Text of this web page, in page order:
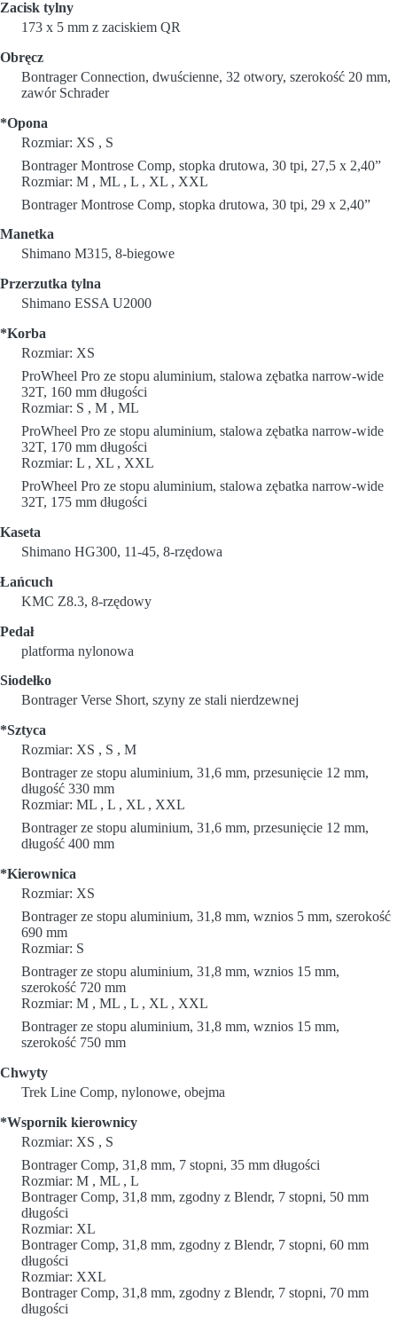
Zacisk tylny
173 x 5 mm z zaciskiem QR
Obręcz
Bontrager Connection, dwuścienne, 32 otwory, szerokość 20 mm,
zawór Schrader
*Opona
Rozmiar: XS , S
Bontrager Montrose Comp, stopka drutowa, 30 tpi, 27,5 x 2,40”
Rozmiar: M , ML , L , XL , XXL
Bontrager Montrose Comp, stopka drutowa, 30 tpi, 29 x 2,40”
Manetka
Shimano M315, 8-biegowe
Przerzutka tylna
Shimano ESSA U2000
*Korba
Rozmiar: XS
ProWheel Pro ze stopu aluminium, stalowa zębatka narrow-wide
32T, 160 mm długości
Rozmiar: S , M , ML
ProWheel Pro ze stopu aluminium, stalowa zębatka narrow-wide
32T, 170 mm długości
Rozmiar: L , XL , XXL
ProWheel Pro ze stopu aluminium, stalowa zębatka narrow-wide
32T, 175 mm długości
Kaseta
Shimano HG300, 11-45, 8-rzędowa
Łańcuch
KMC Z8.3, 8-rzędowy
Pedał
platforma nylonowa
Siodełko
Bontrager Verse Short, szyny ze stali nierdzewnej
*Sztyca
Rozmiar: XS , S , M
Bontrager ze stopu aluminium, 31,6 mm, przesunięcie 12 mm,
długość 330 mm
Rozmiar: ML , L , XL , XXL
Bontrager ze stopu aluminium, 31,6 mm, przesunięcie 12 mm,
długość 400 mm
*Kierownica
Rozmiar: XS
Bontrager ze stopu aluminium, 31,8 mm, wznios 5 mm, szerokość
690 mm
Rozmiar: S
Bontrager ze stopu aluminium, 31,8 mm, wznios 15 mm,
szerokość 720 mm
Rozmiar: M , ML , L , XL , XXL
Bontrager ze stopu aluminium, 31,8 mm, wznios 15 mm,
szerokość 750 mm
Chwyty
Trek Line Comp, nylonowe, obejma
*Wspornik kierownicy
Rozmiar: XS , S
Bontrager Comp, 31,8 mm, 7 stopni, 35 mm długości
Rozmiar: M , ML , L
Bontrager Comp, 31,8 mm, zgodny z Blendr, 7 stopni, 50 mm
długości
Rozmiar: XL
Bontrager Comp, 31,8 mm, zgodny z Blendr, 7 stopni, 60 mm
długości
Rozmiar: XXL
Bontrager Comp, 31,8 mm, zgodny z Blendr, 7 stopni, 70 mm
długości